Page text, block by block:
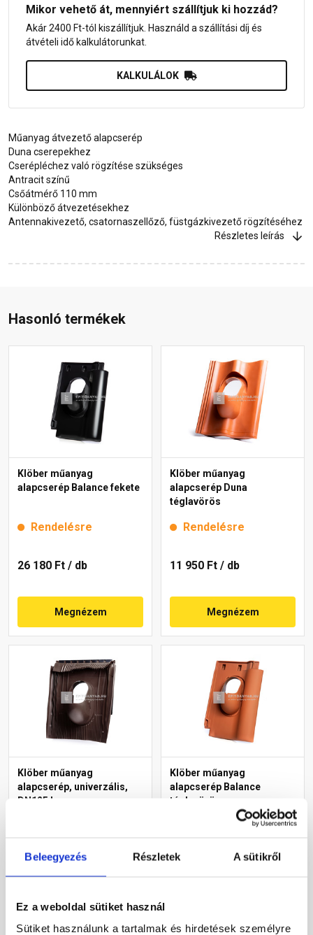
Beleegyezés Részletek A sütikről
Ez a weboldal sütiket használ
Sütiket használunk a tartalmak és hirdetések személyre
Mikor vehető át, mennyiért szállítjuk ki hozzád?
Akár 2400 Ft-tól kiszállítjuk. Használd a szállítási díj és
átvételi idő kalkulátorunkat.
KALKULÁLOK
Műanyag átvezető alapcserép
Duna cserepekhez
Cserépléchez való rögzítése szükséges
Antracit színű
Csőátmérő 110 mm
Különböző átvezetésekhez
Antennakivezető, csatornaszellőző, füstgázkivezető rögzítéséhez
Részletes leírás
Hasonló termékek
Klöber műanyag
alapcserép Balance fekete
Rendelésre
26 180 Ft / db
Megnézem
Klöber műanyag
alapcserép Duna
téglavörös
Rendelésre
11 950 Ft / db
Megnézem
Klöber műanyag
alapcserép, univerzális,
DN125 barna
22 485 Ft/ db
Megnézem
Klöber műanyag
alapcserép Balance
téglavörös
Rendelésre
56 875 Ft / db